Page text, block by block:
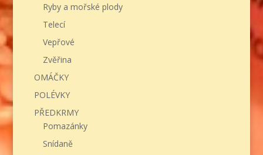
Ryby a mořské plody
Telecí
Vepřové
Zvěřina
OMÁČKY
POLÉVKY
PŘEDKRMY
Pomazánky
Snídaně